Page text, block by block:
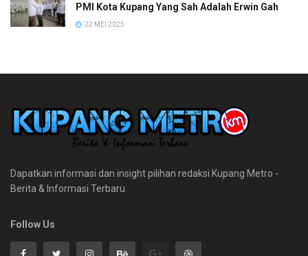
PMI Kota Kupang Yang Sah Adalah Erwin Gah
22 MEI 2025
Dapatkan informasi dan insight pilihan redaksi Kupang Metro -
Berita & Informasi Terbaru
Follow Us